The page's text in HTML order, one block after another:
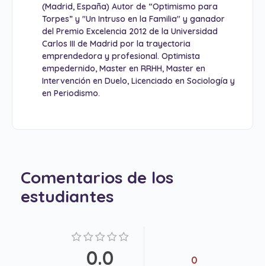
(Madrid, España) Autor de “Optimismo para
Torpes” y "Un Intruso en la Familia" y ganador
del Premio Excelencia 2012 de la Universidad
Carlos III de Madrid por la trayectoria
emprendedora y profesional. Optimista
empedernido, Master en RRHH, Master en
Intervención en Duelo, Licenciado en Sociología y
en Periodismo.
Comentarios de los
estudiantes
0.0
0